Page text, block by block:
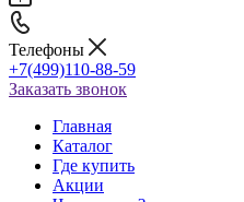
Телефоны
+7(499)110-88-59
Заказать звонок
Главная
Каталог
Где купить
Акции